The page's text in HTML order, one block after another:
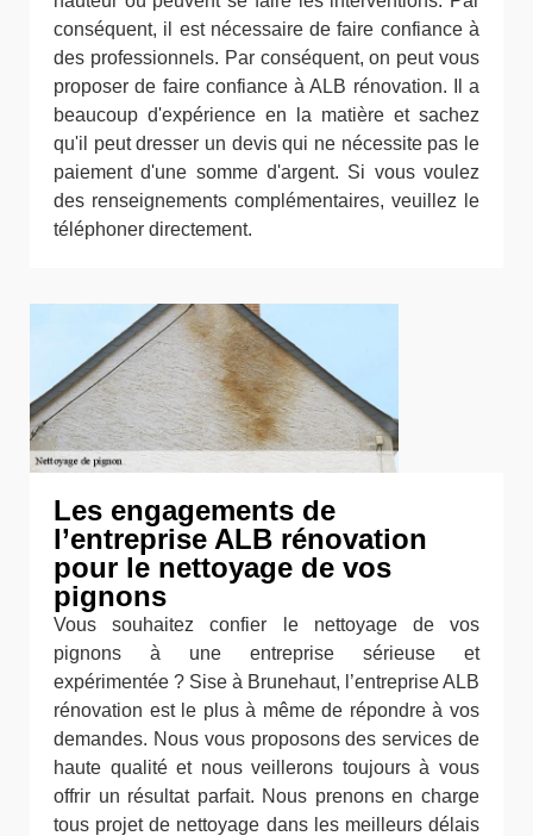
conséquent, il est nécessaire de faire confiance à
des professionnels. Par conséquent, on peut vous
proposer de faire confiance à ALB rénovation. Il a
beaucoup d'expérience en la matière et sachez
qu'il peut dresser un devis qui ne nécessite pas le
paiement d'une somme d'argent. Si vous voulez
des renseignements complémentaires, veuillez le
téléphoner directement.
Les engagements de
l’entreprise ALB rénovation
pour le nettoyage de vos
pignons
Vous souhaitez confier le nettoyage de vos
pignons à une entreprise sérieuse et
expérimentée ? Sise à Brunehaut, l’entreprise ALB
rénovation est le plus à même de répondre à vos
demandes. Nous vous proposons des services de
haute qualité et nous veillerons toujours à vous
offrir un résultat parfait. Nous prenons en charge
tous projet de nettoyage dans les meilleurs délais